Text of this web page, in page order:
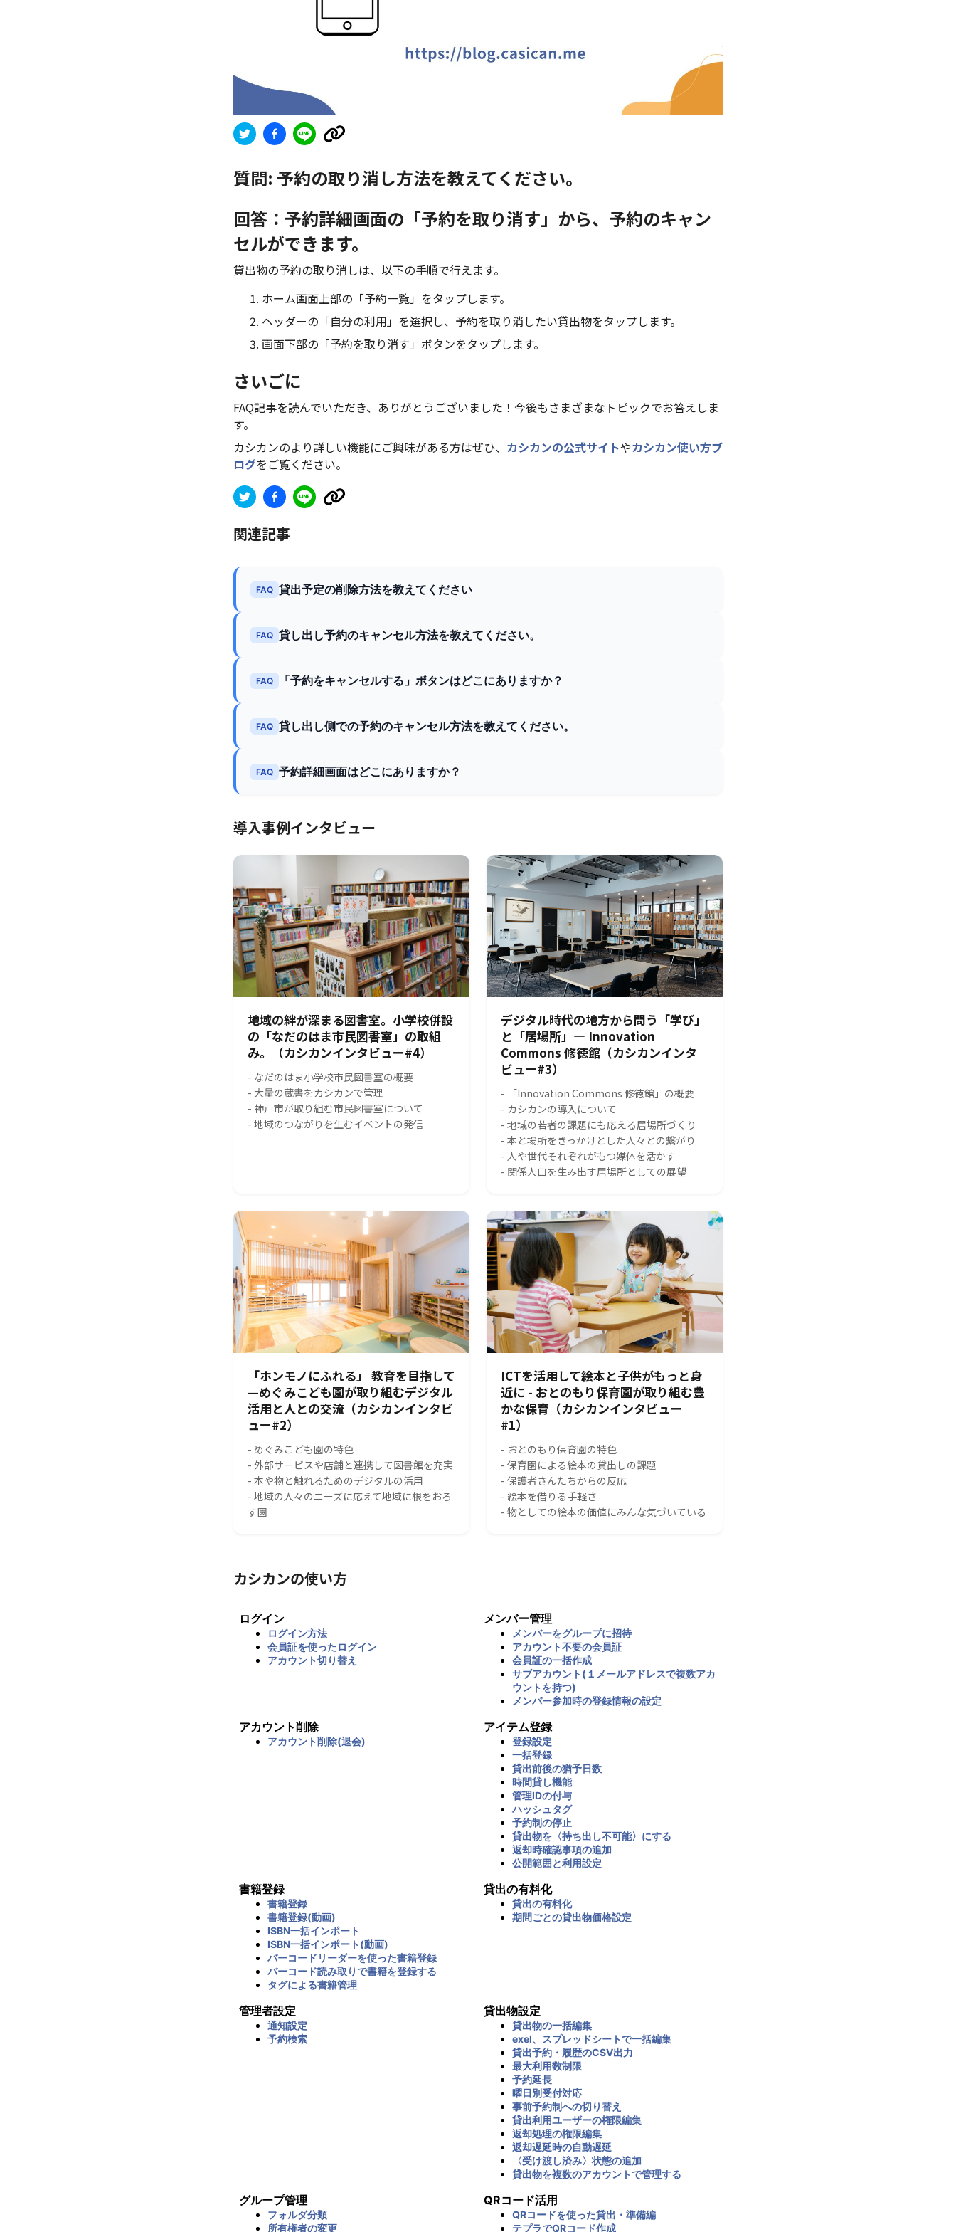
質問: 予約の取り消し方法を教えてください。
回答：予約詳細画面の「予約を取り消す」から、予約のキャン
セルができます。
貸出物の予約の取り消しは、以下の手順で行えます。
ホーム画面上部の「予約一覧」をタップします。
ヘッダーの「自分の利用」を選択し、予約を取り消したい貸出物をタップします。
画面下部の「予約を取り消す」ボタンをタップします。
さいごに
FAQ記事を読んでいただき、ありがとうございました！今後もさまざまなトピックでお答えしま
す。
カシカンのより詳しい機能にご興味がある方はぜひ、 カシカンの公式サイトやカシカン使い方ブ
ログをご覧ください。
関連記事
FAQ 貸出予定の削除方法を教えてください
FAQ 貸し出し予約のキャンセル方法を教えてください。
FAQ 「予約をキャンセルする」ボタンはどこにありますか？
FAQ 貸し出し側での予約のキャンセル方法を教えてください。
FAQ 予約詳細画面はどこにありますか？
導入事例インタビュー
地域の絆が深まる図書室。小学校併設
の「なだのはま市民図書室」の取組
み。（カシカンインタビュー#4）
- なだのはま小学校市民図書室の概要
- 大量の蔵書をカシカンで管理
- 神戸市が取り組む市民図書室について
- 地域のつながりを生むイベントの発信
デジタル時代の地方から問う「学び」
と「居場所」― Innovation
Commons 修徳館（カシカンインタ
ビュー#3）
- 「Innovation Commons 修徳館」の概要
- カシカンの導入について
- 地域の若者の課題にも応える居場所づくり
- 本と場所をきっかけとした人々との繋がり
- 人や世代それぞれがもつ媒体を活かす
- 関係人口を生み出す居場所としての展望
「ホンモノにふれる」 教育を目指して
—めぐみこども園が取り組むデジタル
活用と人との交流（カシカンインタビ
ュー#2）
- めぐみこども園の特色
- 外部サービスや店舗と連携して図書館を充実
- 本や物と触れるためのデジタルの活用
- 地域の人々のニーズに応えて地域に根をおろ
す園
ICTを活用して絵本と子供がもっと身
近に - おとのもり保育園が取り組む豊
かな保育（カシカンインタビュー
#1）
- おとのもり保育園の特色
- 保育園による絵本の貸出しの課題
- 保護者さんたちからの反応
- 絵本を借りる手軽さ
- 物としての絵本の価値にみんな気づいている
カシカンの使い方
ログイン
ログイン方法
会員証を使ったログイン
アカウント切り替え
メンバー管理
メンバーをグループに招待
アカウント不要の会員証
会員証の一括作成
サブアカウント(１メールアドレスで複数アカ
ウントを持つ)
メンバー参加時の登録情報の設定
アカウント削除
アカウント削除(退会)
アイテム登録
登録設定
一括登録
貸出前後の猶予日数
時間貸し機能
管理IDの付与
ハッシュタグ
予約制の停止
貸出物を〈持ち出し不可能〉にする
返却時確認事項の追加
公開範囲と利用設定
書籍登録
書籍登録
書籍登録(動画)
ISBN一括インポート
ISBN一括インポート(動画)
バーコードリーダーを使った書籍登録
バーコード読み取りで書籍を登録する
タグによる書籍管理
貸出の有料化
貸出の有料化
期間ごとの貸出物価格設定
管理者設定
通知設定
予約検索
貸出物設定
貸出物の一括編集
exel、スプレッドシートで一括編集
貸出予約・履歴のCSV出力
最大利用数制限
予約延長
曜日別受付対応
事前予約制への切り替え
貸出利用ユーザーの権限編集
返却処理の権限編集
返却遅延時の自動遅延
〈受け渡し済み〉状態の追加
貸出物を複数のアカウントで管理する
グループ管理
フォルダ分類
所有権者の変更
QRコード活用
QRコードを使った貸出・準備編
テプラでQRコード作成